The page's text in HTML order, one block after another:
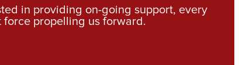
in providing on-going support, every
force propelling us forward.